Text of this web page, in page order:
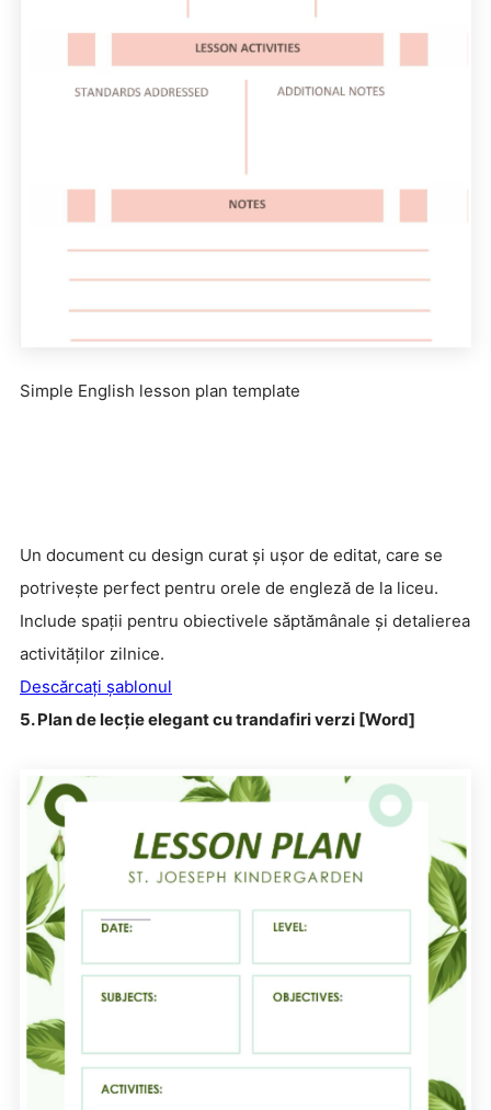
Simple English lesson plan template
Un document cu design curat și ușor de editat, care se
potrivește perfect pentru orele de engleză de la liceu.
Include spații pentru obiectivele săptămânale și detalierea
activităților zilnice.
Descărcați șablonul
5. Plan de lecție elegant cu trandafiri verzi [Word]